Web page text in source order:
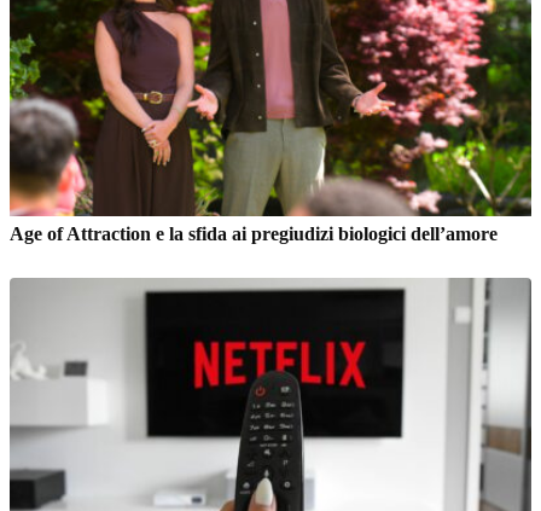
Age of Attraction e la sfida ai pregiudizi biologici dell’amore